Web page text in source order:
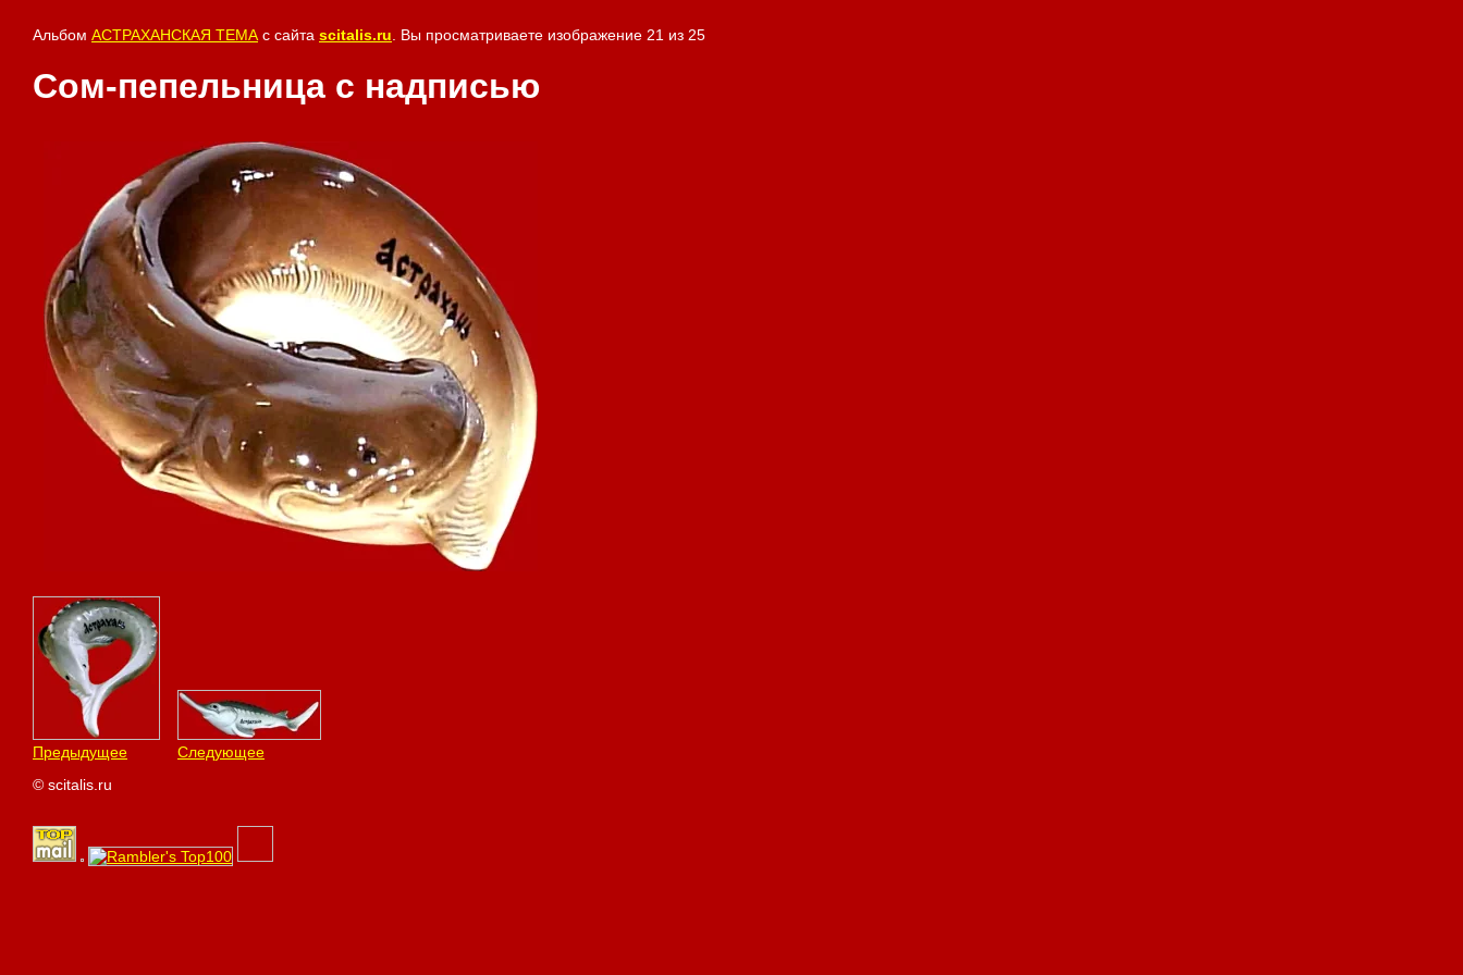
Альбом АСТРАХАНСКАЯ ТЕМА с сайта scitalis.ru . Вы просматриваете изображение 21 из 25
Сом-пепельница с надписью
Предыдущее
Следующее
© scitalis.ru